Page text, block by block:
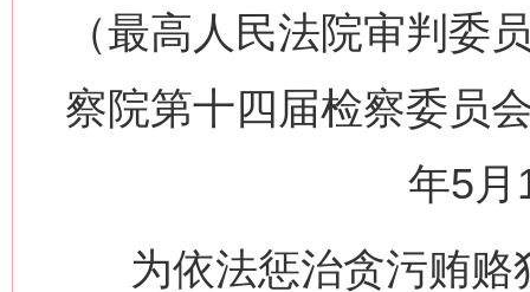
（最高人民法院审判委
察院第十四届检察委员
年5月
为依法惩治贪污贿赂